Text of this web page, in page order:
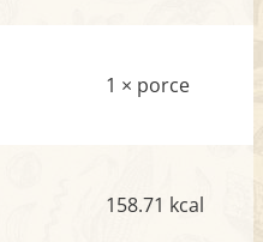
1 × porce
158.71 kcal